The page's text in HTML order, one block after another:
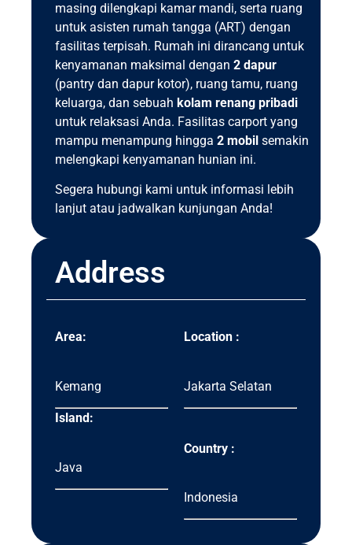
masing dilengkapi kamar mandi, serta ruang
untuk asisten rumah tangga (ART) dengan
fasilitas terpisah. Rumah ini dirancang untuk
kenyamanan maksimal dengan 2 dapur
(pantry dan dapur kotor), ruang tamu, ruang
keluarga, dan sebuah kolam renang pribadi
untuk relaksasi Anda. Fasilitas carport yang
mampu menampung hingga 2 mobil semakin
melengkapi kenyamanan hunian ini.
Segera hubungi kami untuk informasi lebih
lanjut atau jadwalkan kunjungan Anda!
Address
Area:
Kemang
Island:
Java
Location :
Jakarta Selatan
Country :
Indonesia